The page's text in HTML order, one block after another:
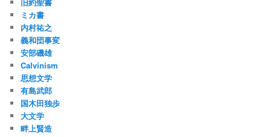
ミカ書
内村祐之
義和団事変
安部磯雄
Calvinism
思想文学
有島武郎
国木田独歩
大文学
畔上賢造